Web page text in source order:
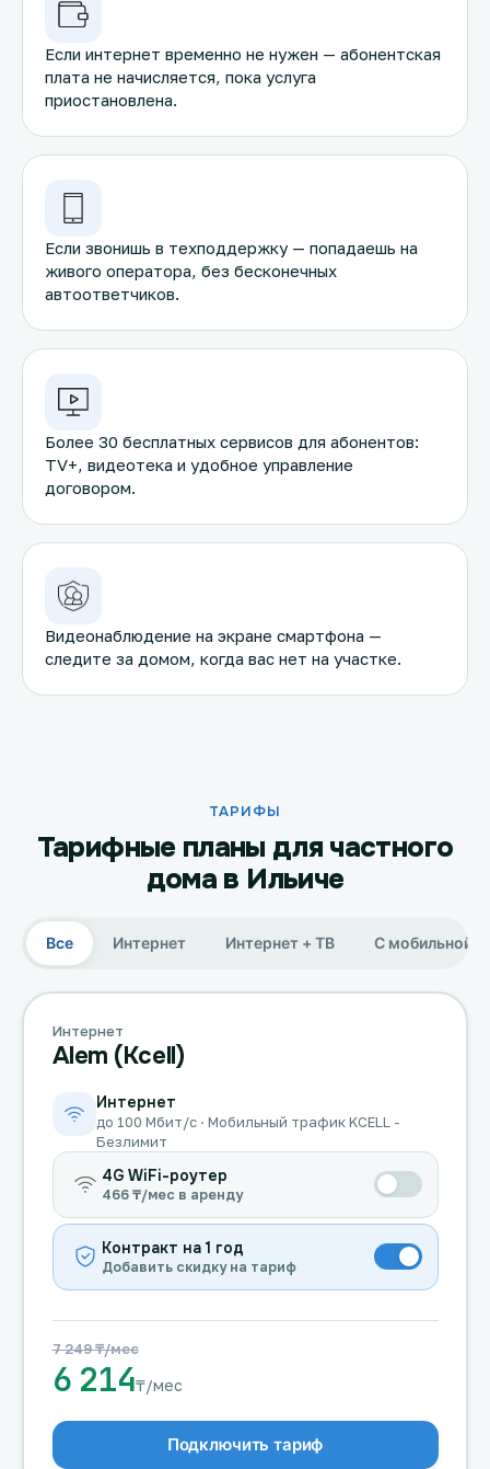
Если интернет временно не нужен — абонентская
плата не начисляется, пока услуга
приостановлена.
Если звонишь в техподдержку — попадаешь на
живого оператора, без бесконечных
автоответчиков.
Более 30 бесплатных сервисов для абонентов:
TV+, видеотека и удобное управление
договором.
Видеонаблюдение на экране смартфона —
следите за домом, когда вас нет на участке.
ТАРИФЫ
Тарифные планы для частного
дома в Ильиче
Все Интернет Интернет + ТВ С мобильной
Интернет
Alem (Kcell)
Интернет
до 100 Мбит/с · Мобильный трафик KCELL -
Безлимит
4G WiFi-роутер
466 ₸/мес в аренду
Контракт на 1 год
Добавить скидку на тариф
7 249 ₸/мес
6 214₸/мес
Подключить тариф